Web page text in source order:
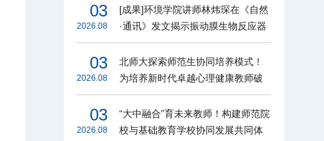
03
2026.08
[成果]环境学院讲师林炜琛在《自然
·通讯》发文揭示振动膜生物反应器
节能增效机制
03
2026.08
北师大探索师范生协同培养模式！
为培养新时代卓越心理健康教师破
题
03
2026.08
“大中融合”育未来教师！构建师范院
校与基础教育学校协同发展共同体